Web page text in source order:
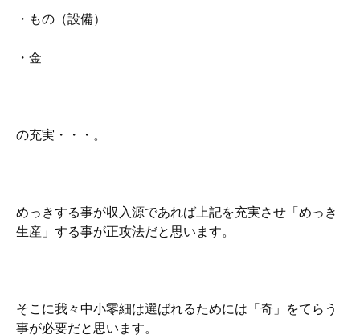
・もの（設備）
・金
の充実・・・。
めっきする事が収入源であれば上記を充実させ「めっき
生産」する事が正攻法だと思います。
そこに我々中小零細は選ばれるためには「奇」をてらう
事が必要だと思います。